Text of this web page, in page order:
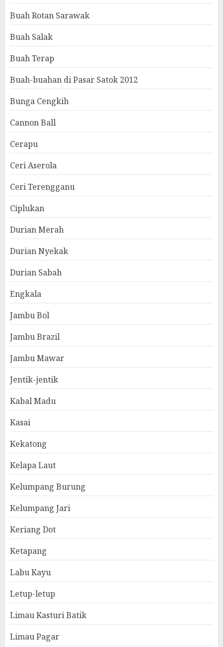
Buah Rotan Sarawak
Buah Salak
Buah Terap
Buah-buahan di Pasar Satok 2012
Bunga Cengkih
Cannon Ball
Cerapu
Ceri Aserola
Ceri Terengganu
Ciplukan
Durian Merah
Durian Nyekak
Durian Sabah
Engkala
Jambu Bol
Jambu Brazil
Jambu Mawar
Jentik-jentik
Kabal Madu
Kasai
Kekatong
Kelapa Laut
Kelumpang Burung
Kelumpang Jari
Keriang Dot
Ketapang
Labu Kayu
Letup-letup
Limau Kasturi Batik
Limau Pagar